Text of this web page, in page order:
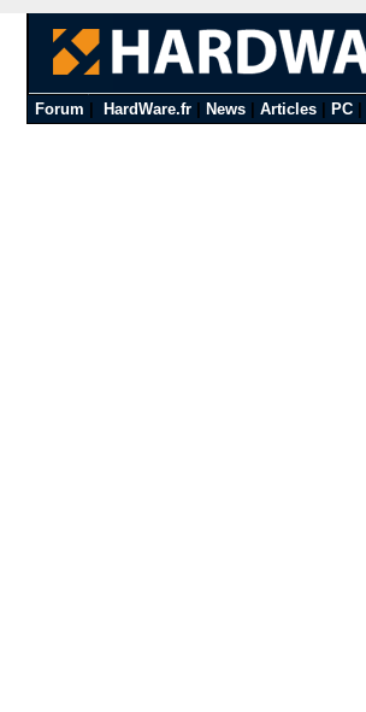
Forum HardWare.fr| News| Articles| PC|